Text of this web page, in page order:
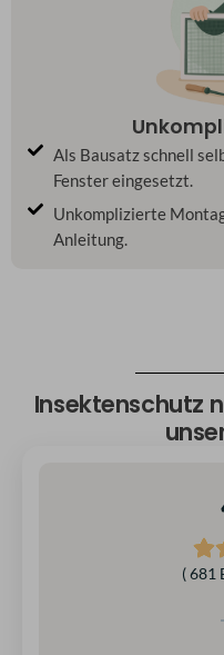
Als Bausatz schnell
Fenster eingesetzt.
Unkomplizierte
Anleitung.
Insektenschutz
( 681